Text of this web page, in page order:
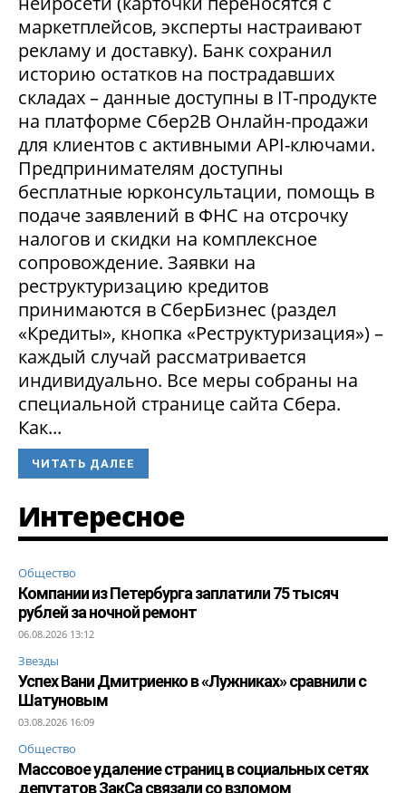
маркетплейсов, эксперты настраивают
рекламу и доставку). Банк сохранил
историю остатков на пострадавших
складах – данные доступны в IT-продукте
на платформе Сбер2В Онлайн-продажи
для клиентов с активными API-ключами.
Предпринимателям доступны
бесплатные юрконсультации, помощь в
подаче заявлений в ФНС на отсрочку
налогов и скидки на комплексное
сопровождение. Заявки на
реструктуризацию кредитов
принимаются в СберБизнес (раздел
«Кредиты», кнопка «Реструктуризация») –
каждый случай рассматривается
индивидуально. Все меры собраны на
специальной странице сайта Сбера.
Как...
ЧИТАТЬ ДАЛЕЕ
Интересное
Общество
Компании из Петербурга заплатили 75 тысяч
рублей за ночной ремонт
06.08.2026 13:12
Звезды
Успех Вани Дмитриенко в «Лужниках» сравнили с
Шатуновым
03.08.2026 16:09
Общество
Массовое удаление страниц в социальных сетях
депутатов ЗакСа связали со взломом